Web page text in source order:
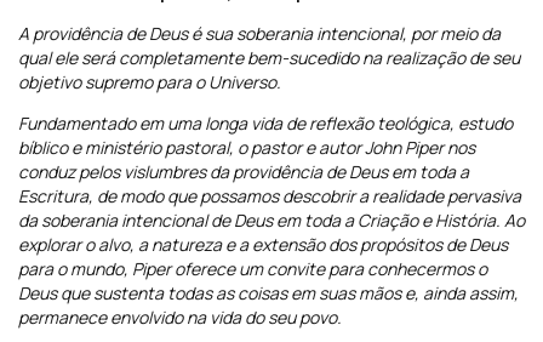
A providência de Deus é sua soberania intencional, por meio da
qual ele será completamente bem-sucedido na realização de seu
objetivo supremo para o Universo.
Fundamentado em uma longa vida de reflexão teológica, estudo
bíblico e ministério pastoral, o pastor e autor John Piper nos
conduz pelos vislumbres da providência de Deus em toda a
Escritura, de modo que possamos descobrir a realidade pervasiva
da soberania intencional de Deus em toda a Criação e História. Ao
explorar o alvo, a natureza e a extensão dos propósitos de Deus
para o mundo, Piper oferece um convite para conhecermos o
Deus que sustenta todas as coisas em suas mãos e, ainda assim,
permanece envolvido na vida do seu povo.